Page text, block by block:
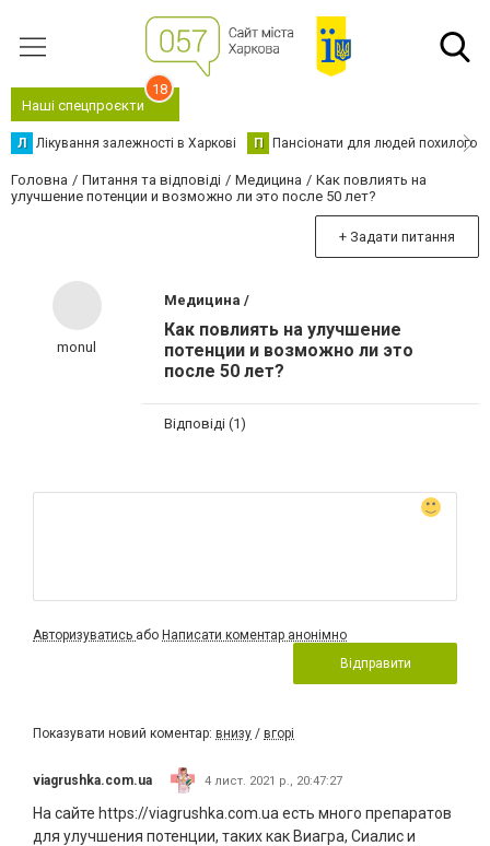
Наші спецпроєкти
18
Л Лікування залежності в Харкові П Пансіонати для людей похилого
Головна Питання та відповіді Медицина
Как повлиять на
улучшение потенции и возможно ли это после 50 лет?
+ Задати питання
monul
Медицина /
Как повлиять на улучшение
потенции и возможно ли это
после 50 лет?
Відповіді (1)
Авторизуватись або Написати коментар анонімно
Відправити
Показувати новий коментар: внизу / вгорі
viagrushka.com.ua 4 лист. 2021 р., 20:47:27
На сайте https://viagrushka.com.ua есть много препаратов
для улучшения потенции, таких как Виагра, Сиалис и